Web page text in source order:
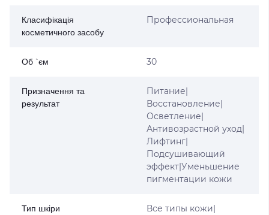
Класифікація
косметичного засобу
Профессиональная
Об `єм 30
Призначення та
результат
Питание|
Восстановление|
Осветление|
Антивозрастной уход|
Лифтинг|
Подсушивающий
эффект|Уменьшение
пигментации кожи
Тип шкіри
Все типы кожи|